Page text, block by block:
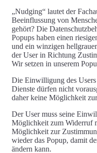
„Nudging“ lautet der
Beeinflussung von
gehört? Die
Popups haben einen
und ein winzigen
derUser in Richtung
Wir setzen in unserem
Die Einwilligung des
Dienste dürfen nicht
daherkeine Möglichkeit
Der User muss seine
Möglichkeit zum Widerruf
Möglichkeit zur
wieder das Popup, damit
ändern kann.